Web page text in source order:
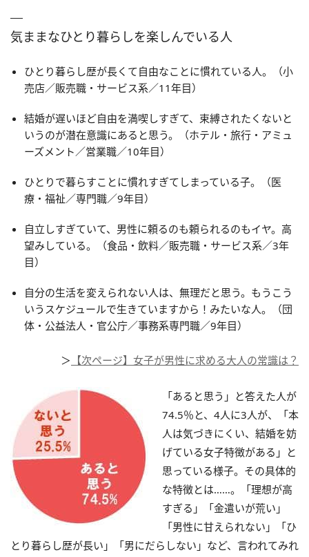
気ままなひとり暮らしを楽しんでいる人
ひとり暮らし歴が長くて自由なことに慣れている人。（小
売店／販売職・サービス系／11年目）
結婚が遅いほど自由を満喫しすぎて、束縛されたくないと
いうのが潜在意識にあると思う。（ホテル・旅行・アミュ
ーズメント／営業職／10年目）
ひとりで暮らすことに慣れすぎてしまっている子。（医
療・福祉／専門職／9年目）
自立しすぎていて、男性に頼るのも頼られるのもイヤ。高
望みしている。（食品・飲料／販売職・サービス系／3年
目）
自分の生活を変えられない人は、無理だと思う。もうこう
いうスケジュールで生きていますから！みたいな人。（団
体・公益法人・官公庁／事務系専門職／9年目）
＞ 【次ページ】女子が男性に求める大人の常識は？
「あると思う」と答えた人が
74.5％と、4人に3人が、「本
人は気づきにくい、結婚を妨
げている女子特徴がある」と
思っている様子。その具体的
な特徴とは……。「理想が高
すぎる」「金遣いが荒い」
「男性に甘えられない」「ひ
とり暮らし歴が長い」「男にだらしない」など、言われてみれ